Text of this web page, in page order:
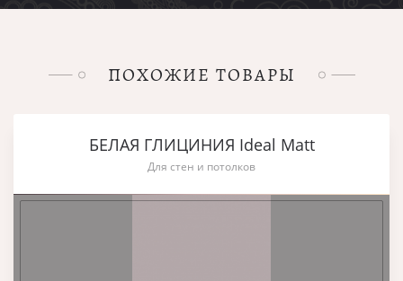
ПОХОЖИЕ ТОВАРЫ
БЕЛАЯ ГЛИЦИНИЯ Ideal Matt
Для стен и потолков